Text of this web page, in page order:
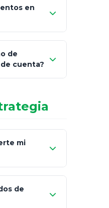
"Link
en
de
cuenta?
mi
de